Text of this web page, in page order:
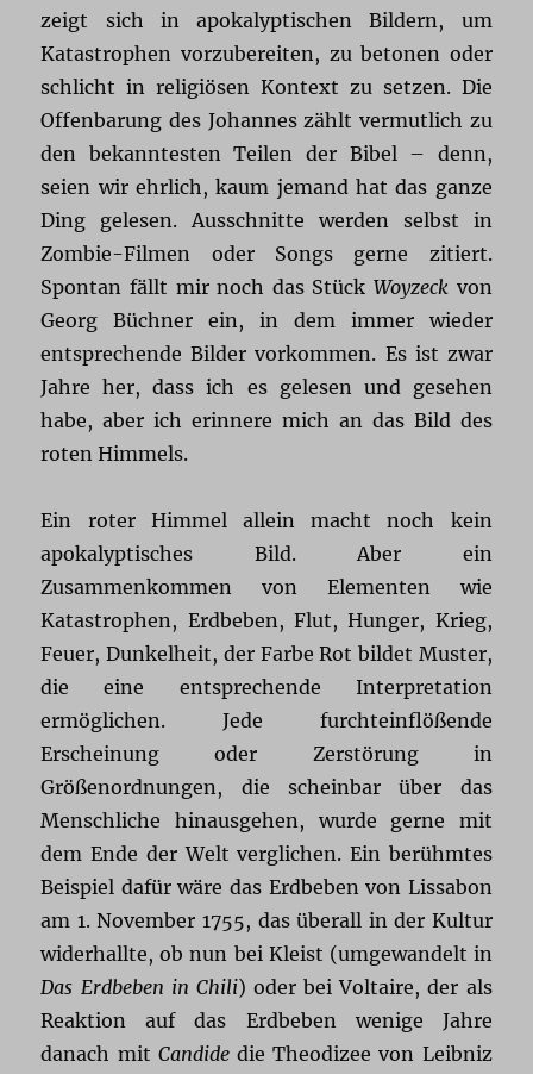
zeigt sich in apokalyptischen Bildern, um
Katastrophen vorzubereiten, zu betonen oder
schlicht in religiösen Kontext zu setzen. Die
Offenbarung des Johannes zählt vermutlich zu
den bekanntesten Teilen der Bibel – denn,
seien wir ehrlich, kaum jemand hat das ganze
Ding gelesen. Ausschnitte werden selbst in
Zombie-Filmen oder Songs gerne zitiert.
Spontan fällt mir noch das Stück Woyzeckvon
Georg Büchner ein, in dem immer wieder
entsprechende Bilder vorkommen. Es ist zwar
Jahre her, dass ich es gelesen und gesehen
habe, aber ich erinnere mich an das Bild des
roten Himmels.
Ein roter Himmel allein macht noch kein
apokalyptisches Bild. Aber ein
Zusammenkommen von Elementen wie
Katastrophen, Erdbeben, Flut, Hunger, Krieg,
Feuer, Dunkelheit, der Farbe Rot bildet Muster,
die eine entsprechende Interpretation
ermöglichen. Jede furchteinflößende
Erscheinung oder Zerstörung in
Größenordnungen, die scheinbar über das
Menschliche hinausgehen, wurde gerne mit
dem Ende der Welt verglichen. Ein berühmtes
Beispiel dafür wäre das Erdbeben von Lissabon
am 1. November 1755, das überall in der Kultur
widerhallte, ob nun bei Kleist (umgewandelt in
Das Erdbeben in Chili) oder bei Voltaire, der als
Reaktion auf das Erdbeben wenige Jahre
danach mit Candidedie Theodizee von Leibniz